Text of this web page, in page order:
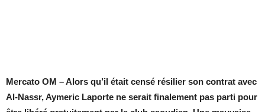
Mercato OM – Alors qu’il était censé résilier son contrat avec
Al-Nassr, Aymeric Laporte ne serait finalement pas parti pour